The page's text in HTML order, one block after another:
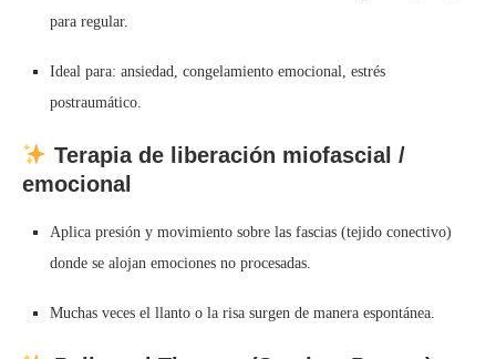
para regular.
Ideal para: ansiedad, congelamiento emocional, estrés
postraumático.
Terapia de liberación miofascial /
emocional
Aplica presión y movimiento sobre las fascias (tejido conectivo)
donde se alojan emociones no procesadas.
Muchas veces el llanto o la risa surgen de manera espontánea.